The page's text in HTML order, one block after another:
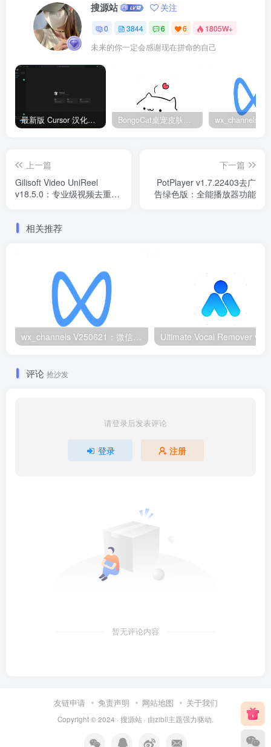
搜源站 关注
0 3844 6 6 1805W+
未来的你一定会感谢现在拼命的自己
最新版 Cursor 汉化设置中文教程（两种简单方法，附中文语言包下载） BongoCat桌宠皮肤包大全：20款主题皮肤免费下载
上一篇
Gilisoft Video UniReel
v18.5.0：专业级视频去重与
下一篇
PotPlayer v1.7.22403去广
告绿色版：全能播放器功能
相关推荐
评论 抢沙发
请登录后发表评论
登录 注册
暂无评论内容
友链申请 免责声明 网站地图 关于我们
Copyright © 2024 · 搜源站 · 由zibll主题强力驱动.